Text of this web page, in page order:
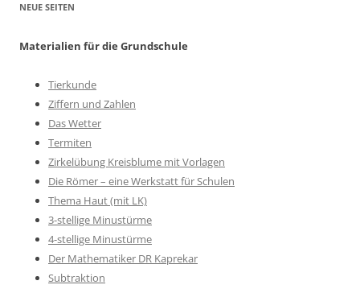
NEUE SEITEN
Materialien für die Grundschule
Tierkunde
Ziffern und Zahlen
Das Wetter
Termiten
Zirkelübung Kreisblume mit Vorlagen
Die Römer – eine Werkstatt für Schulen
Thema Haut (mit LK)
3-stellige Minustürme
4-stellige Minustürme
Der Mathematiker DR Kaprekar
Subtraktion